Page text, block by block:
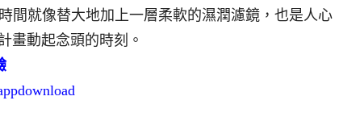
間就像替大地加上一層柔軟的濕潤濾鏡，也是人心
畫動起念頭的時刻。